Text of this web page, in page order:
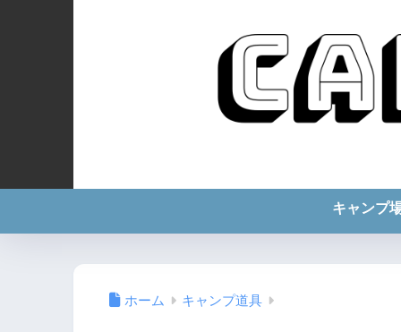
キャンプ
ホーム キャンプ道具